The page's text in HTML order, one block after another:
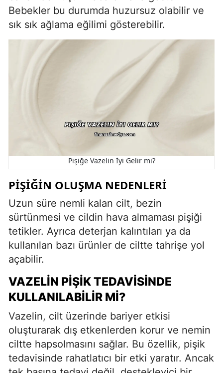
Bebekler bu durumda huzursuz olabilir ve
sık sık ağlama eğilimi gösterebilir.
Pişiğe Vazelin İyi Gelir mi?
PIŞIĞIN OLUŞMA NEDENLERI
Uzun süre nemli kalan cilt, bezin
sürtünmesi ve cildin hava almaması pişiği
tetikler. Ayrıca deterjan kalıntıları ya da
kullanılan bazı ürünler de ciltte tahrişe yol
açabilir.
VAZELIN PIŞIK TEDAVISINDE
KULLANILABILIR MI?
Vazelin, cilt üzerinde bariyer etkisi
oluşturarak dış etkenlerden korur ve nemin
ciltte hapsolmasını sağlar. Bu özellik, pişik
tedavisinde rahatlatıcı bir etki yaratır. Ancak